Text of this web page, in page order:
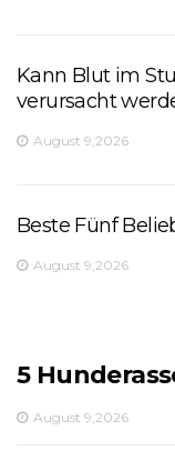
Kann Blut im
verursacht
August 9,2026
Beste Fünf
August 9,2026
5
August 9,2026